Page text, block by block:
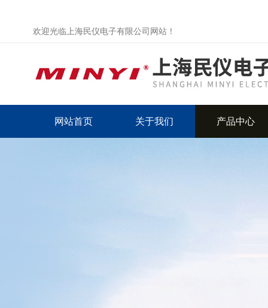
欢迎光临上海民仪电子有限公司网站！
网站首页 关于我们 产品中心